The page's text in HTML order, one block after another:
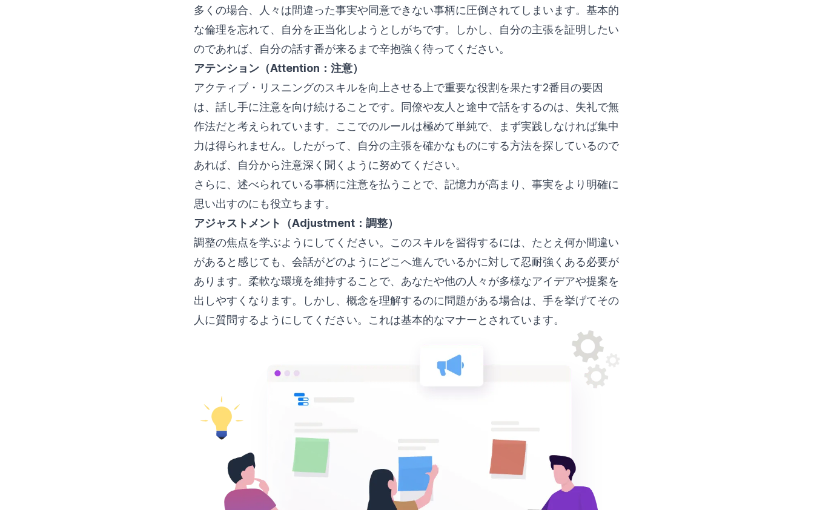
多くの場合、人々は間違った事実や同意できない事柄に圧倒されてしまいます。基本的
な倫理を忘れて、自分を正当化しようとしがちです。しかし、自分の主張を証明したい
のであれば、自分の話す番が来るまで辛抱強く待ってください。
アテンション（Attention：注意）
アクティブ・リスニングのスキルを向上させる上で重要な役割を果たす2番目の要因
は、話し手に注意を向け続けることです。同僚や友人と途中で話をするのは、失礼で無
作法だと考えられています。ここでのルールは極めて単純で、まず実践しなければ集中
力は得られません。したがって、自分の主張を確かなものにする方法を探しているので
あれば、自分から注意深く聞くように努めてください。
さらに、述べられている事柄に注意を払うことで、記憶力が高まり、事実をより明確に
思い出すのにも役立ちます。
アジャストメント（Adjustment：調整）
調整の焦点を学ぶようにしてください。このスキルを習得するには、たとえ何か間違い
があると感じても、会話がどのようにどこへ進んでいるかに対して忍耐強くある必要が
あります。柔軟な環境を維持することで、あなたや他の人々が多様なアイデアや提案を
出しやすくなります。しかし、概念を理解するのに問題がある場合は、手を挙げてその
人に質問するようにしてください。これは基本的なマナーとされています。